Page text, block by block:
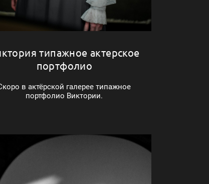
типажное актерское
портфолио
в актёрской галерее типажное
портфолио Виктории.